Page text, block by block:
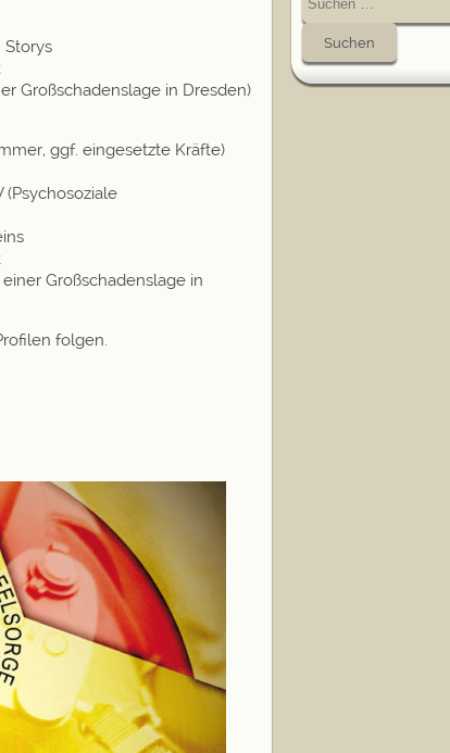
Großschadenslage in Dresden)
ggf. eingesetzte Kräfte)
Großschadenslage in
folgen.